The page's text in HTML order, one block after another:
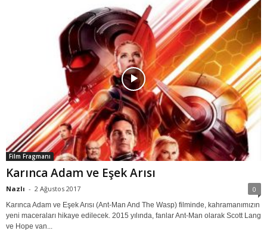
Film Fragmanı
Karınca Adam ve Eşek Arısı
Nazlı - 2 Ağustos 2017 0
Karınca Adam ve Eşek Arısı (Ant-Man And The Wasp) filminde, kahramanımızın
yeni maceraları hikaye edilecek. 2015 yılında, fanlar Ant-Man olarak Scott Lang
ve Hope van...